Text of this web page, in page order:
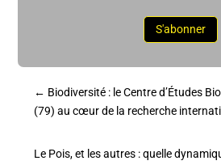
S'abonner
← Biodiversité : le Centre d’Études
(79) au cœur de la recherche
Le Pois, et les autres : quelle